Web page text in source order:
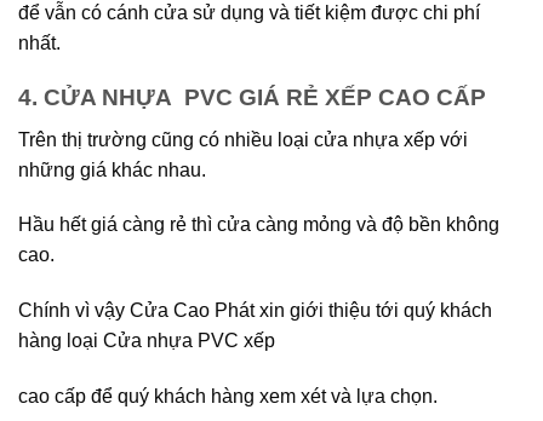
để vẫn có cánh cửa sử dụng và tiết kiệm được chi phí
nhất.
4. CỬA NHỰA PVC GIÁ RẺ XẾP CAO CẤP
Trên thị trường cũng có nhiều loại cửa nhựa xếp với
những giá khác nhau.
Hầu hết giá càng rẻ thì cửa càng mỏng và độ bền không
cao.
Chính vì vậy Cửa Cao Phát xin giới thiệu tới quý khách
hàng loại Cửa nhựa PVC xếp
cao cấp để quý khách hàng xem xét và lựa chọn.